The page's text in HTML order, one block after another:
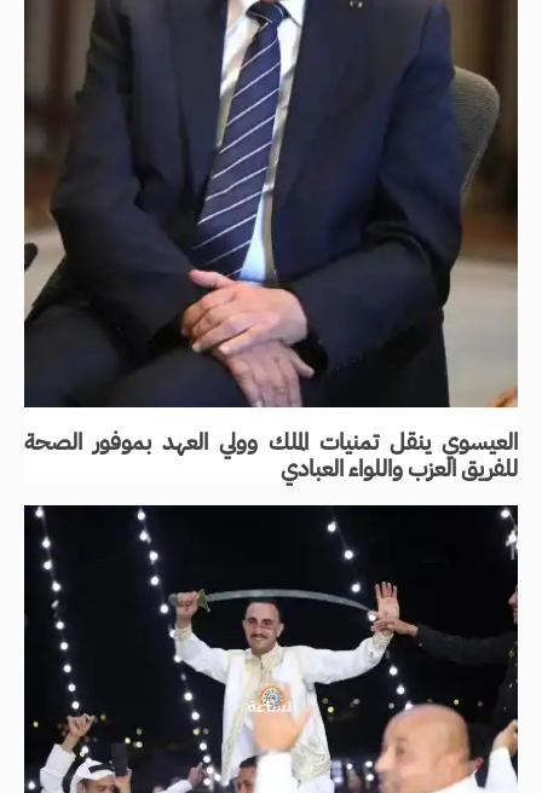
العيسوي ينقل تمنيات الملك وولي العهد بموفور الصحة
للفريق العزب واللواء العبادي